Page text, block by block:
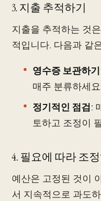
3. 지출 추적하기
지출을 추적하는 것
적입니다. 다음과 같
영수증 보관하기
매주 분류하세
정기적인 점검:
토하고 조정이
4. 필요에 따라 조
예산은 고정된 것이
서 지속적으로 과도